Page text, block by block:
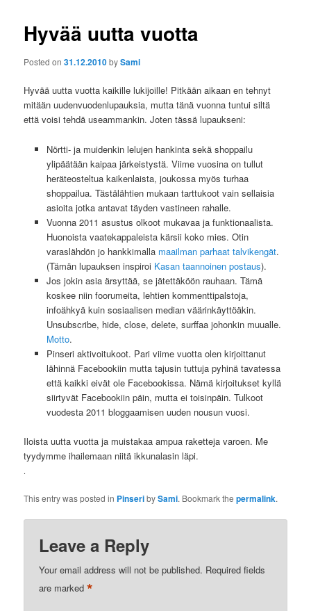
Hyvää uutta vuotta
Posted on31.12.2010bySami
Hyvää uutta vuotta kaikille lukijoille! Pitkään aikaan en tehnyt
mitään uudenvuodenlupauksia, mutta tänä vuonna tuntui siltä
että voisi tehdä useammankin. Joten tässä lupaukseni:
Nörtti- ja muidenkin lelujen hankinta sekä shoppailu
ylipäätään kaipaa järkeistystä. Viime vuosina on tullut
heräteosteltua kaikenlaista, joukossa myös turhaa
shoppailua. Tästälähtien mukaan tarttukoot vain sellaisia
asioita jotka antavat täyden vastineen rahalle.
Vuonna 2011 asustus olkoot mukavaa ja funktionaalista.
Huonoista vaatekappaleista kärsii koko mies. Otin
varaslähdön jo hankkimalla maailman parhaat talvikengät.
(Tämän lupauksen inspiroi Kasan taannoinen postaus).
Jos jokin asia ärsyttää, se jätettäköön rauhaan. Tämä
koskee niin foorumeita, lehtien kommenttipalstoja,
infoähkyä kuin sosiaalisen median väärinkäyttöäkin.
Unsubscribe, hide, close, delete, surffaa johonkin muualle.
Motto.
Pinseri aktivoitukoot. Pari viime vuotta olen kirjoittanut
lähinnä Facebookiin mutta tajusin tuttuja pyhinä tavatessa
että kaikki eivät ole Facebookissa. Nämä kirjoitukset kyllä
siirtyvät Facebookiin päin, mutta ei toisinpäin. Tulkoot
vuodesta 2011 bloggaamisen uuden nousun vuosi.
Iloista uutta vuotta ja muistakaa ampua raketteja varoen. Me
tyydymme ihailemaan niitä ikkunalasin läpi.
.
This entry was posted in PinseribySami. Bookmark thepermalink.
Leave a Reply
Your email address will not be published. Required fields
are marked*